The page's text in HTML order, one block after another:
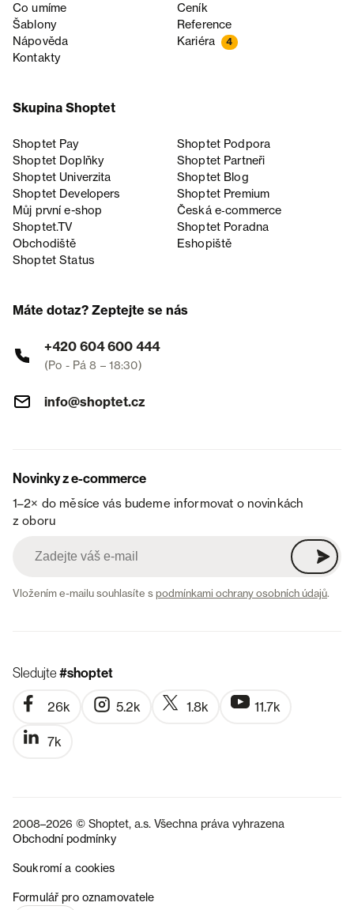
Co umíme
Ceník
Šablony
Reference
Nápověda
Kariéra 4
Kontakty
Skupina Shoptet
Shoptet Pay
Shoptet Podpora
Shoptet Doplňky
Shoptet Partneři
Shoptet Univerzita
Shoptet Blog
Shoptet Developers
Shoptet Premium
Můj první e-shop
Česká e‑commerce
Shoptet.TV
Shoptet Poradna
Obchodiště
Eshopiště
Shoptet Status
Máte dotaz? Zeptejte se nás
+420 604 600 444
(Po - Pá 8 – 18:30)
info@shoptet.cz
Novinky z e-commerce
1–2× do měsíce vás budeme informovat o novinkách
z oboru
Vložením e-mailu souhlasíte spodmínkami ochrany osobních údajů.
Sledujte#shoptet
26k 5.2k 1.8k 11.7k
7k
2008–2026 © Shoptet, a.s. Všechna práva vyhrazena
Obchodní podmínky
Soukromí a cookies
Formulář pro oznamovatele